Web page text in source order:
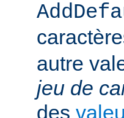
autre
jeu de
des